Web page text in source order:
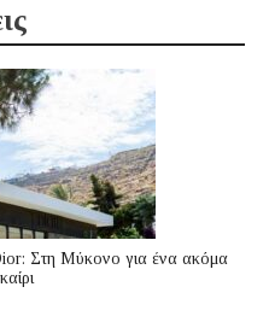
Στη Μύκονο για ένα ακόμα